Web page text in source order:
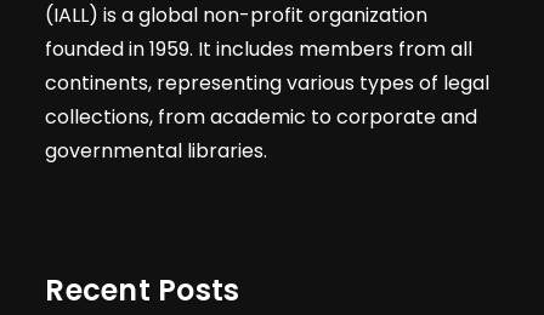
(IALL) is a global non-profit organization
founded in 1959. It includes members from all
continents, representing various types of legal
collections, from academic to corporate and
governmental libraries.
Recent Posts